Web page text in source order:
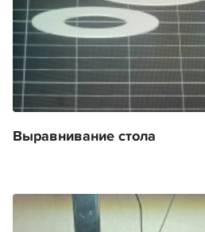
Выравнивание стола